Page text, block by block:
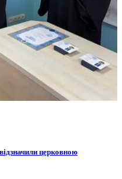
церковною